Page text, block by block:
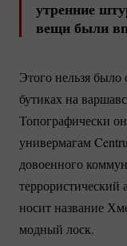
утренние
вещи были
Этого нельзя было
бутиках на
Топографически
универмагам
довоенного
носит название
модный лоск.